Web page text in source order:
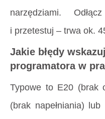
narzędziami.
i przetestuj – trwa ok.
Jakie błędy
programatora w
Typowe to E20 (brak
(brak napełniania)